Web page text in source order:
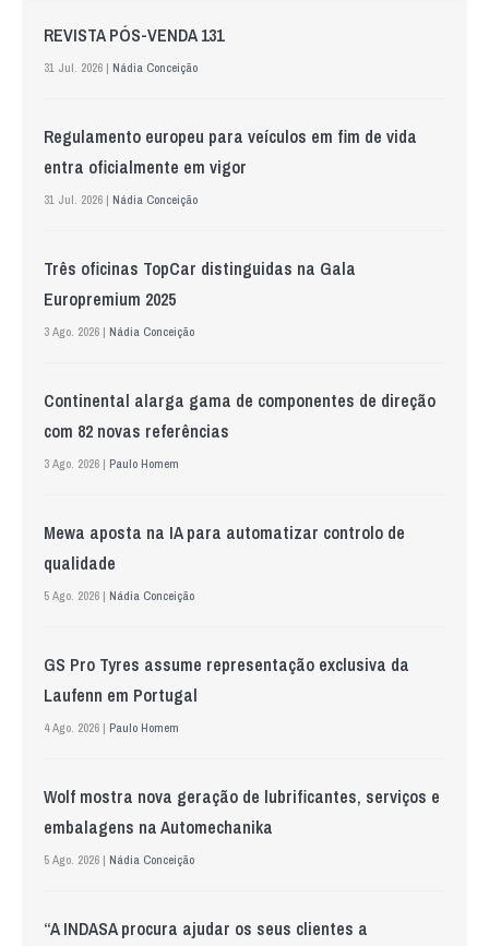
REVISTA PÓS-VENDA 131
31 Jul. 2026 | Nádia Conceição
Regulamento europeu para veículos em fim de vida
entra oficialmente em vigor
31 Jul. 2026 | Nádia Conceição
Três oficinas TopCar distinguidas na Gala
Europremium 2025
3 Ago. 2026 | Nádia Conceição
Continental alarga gama de componentes de direção
com 82 novas referências
3 Ago. 2026 | Paulo Homem
Mewa aposta na IA para automatizar controlo de
qualidade
5 Ago. 2026 | Nádia Conceição
GS Pro Tyres assume representação exclusiva da
Laufenn em Portugal
4 Ago. 2026 | Paulo Homem
Wolf mostra nova geração de lubrificantes, serviços e
embalagens na Automechanika
5 Ago. 2026 | Nádia Conceição
“A INDASA procura ajudar os seus clientes a